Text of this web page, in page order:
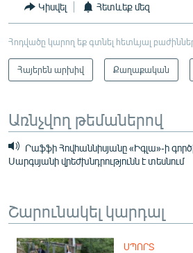
Կիսվել Հետևեք մեզ
Հոդվածը կարող եք գտնել հետևյալ
Հայերեն արխիվ Քաղաքական
Առնչվող թեմաներով
Րաֆֆի Հովհաննիսյանը «Իգլա»-ի
Սարգսյանի վրեժխնդրությունն է տեսնում
Շարունակել կարդալ
ՍՊՈՐՏ